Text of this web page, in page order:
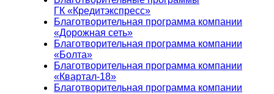
ГК «Кредитэкспресс»
Благотворительная программа компании
«Дорожная сеть»
Благотворительная программа компании
«Болта»
Благотворительная программа компании
«Квартал-18»
Благотворительная программа компании